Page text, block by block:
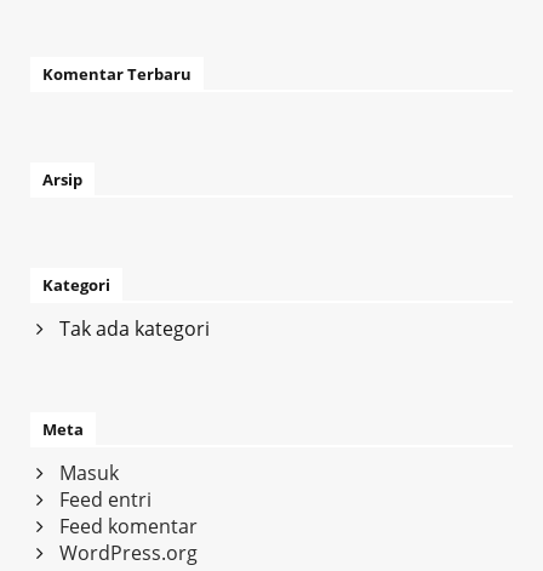
Komentar Terbaru
Arsip
Kategori
Tak ada kategori
Meta
Masuk
Feed entri
Feed komentar
WordPress.org